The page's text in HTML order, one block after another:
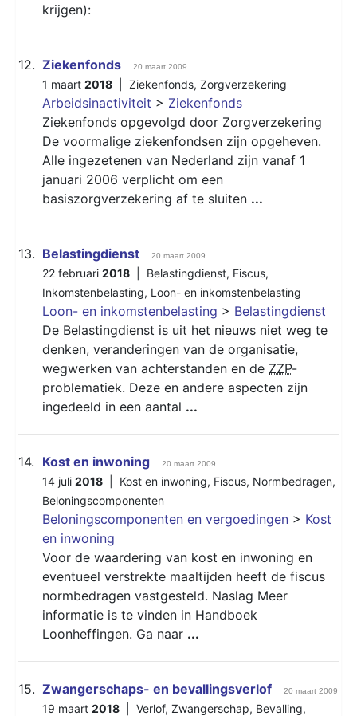
krijgen):
12. Ziekenfonds 20 maart 2009
1 maart 2018 Ziekenfonds, Zorgverzekering
Arbeidsinactiviteit > Ziekenfonds
Ziekenfonds opgevolgd door Zorgverzekering
De voormalige ziekenfondsen zijn opgeheven.
Alle ingezetenen van Nederland zijn vanaf 1
januari 2006 verplicht om een
basiszorgverzekering af te sluiten ...
13. Belastingdienst 20 maart 2009
22 februari 2018 Belastingdienst, Fiscus,
Inkomstenbelasting, Loon- en inkomstenbelasting
Loon- en inkomstenbelasting > Belastingdienst
De Belastingdienst is uit het nieuws niet weg te
denken, veranderingen van de organisatie,
wegwerken van achterstanden en de ZZP-
problematiek. Deze en andere aspecten zijn
ingedeeld in een aantal ...
14. Kost en inwoning 20 maart 2009
14 juli 2018 Kost en inwoning, Fiscus, Normbedragen,
Beloningscomponenten
Beloningscomponenten en vergoedingen > Kost
en inwoning
Voor de waardering van kost en inwoning en
eventueel verstrekte maaltijden heeft de fiscus
normbedragen vastgesteld. Naslag Meer
informatie is te vinden in Handboek
Loonheffingen. Ga naar ...
15. Zwangerschaps- en bevallingsverlof 20 maart 2009
19 maart 2018 Verlof, Zwangerschap, Bevalling,